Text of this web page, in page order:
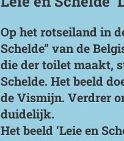
Op het rotseiland in
Schelde” van de
die der toilet maakt,
Schelde. Het beeld
de Vismijn. Verdrer
duidelijk.
Het beeld ‘Leie en